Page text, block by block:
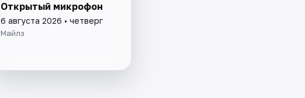
Открытый микрофон
6 августа 2026 • четверг
Майлз